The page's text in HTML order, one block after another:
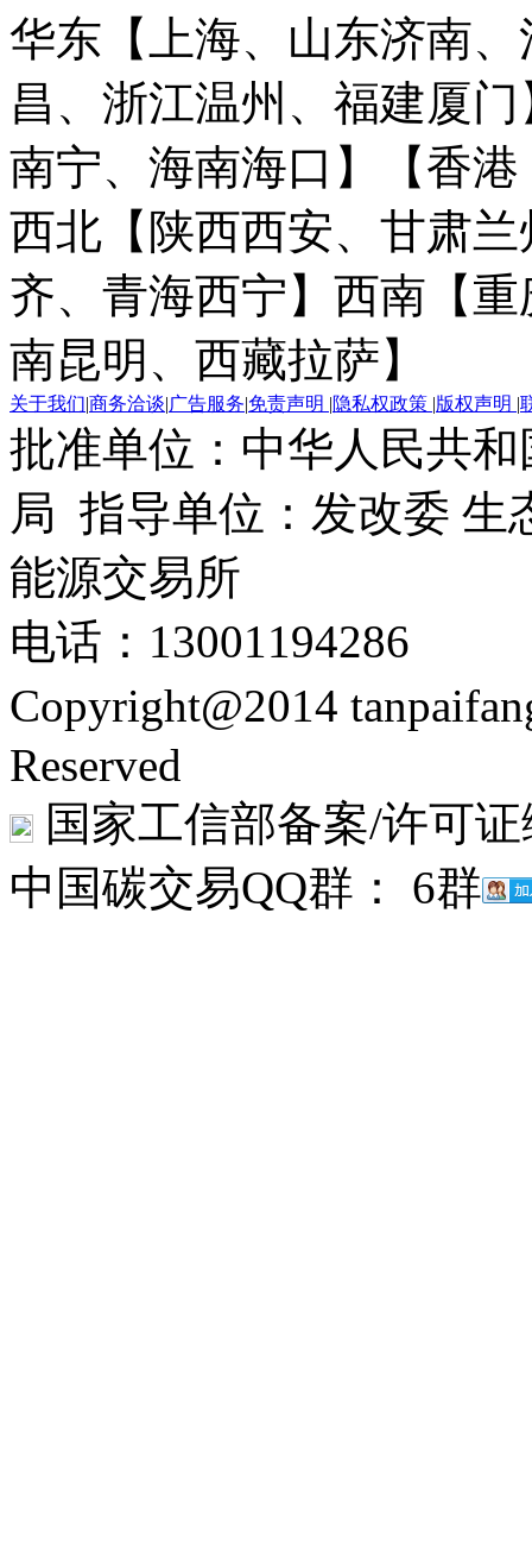
华东【上海、山东济南
昌、浙江温州、福建厦门
南宁、海南海口】
【香
西北【陕西西安、甘肃
齐、青海西宁】 西南【
南昆明、西藏拉萨】
关于我们|商务洽谈|广告服务|免责声明 |隐私权政策 |版权声明 |
批准单位：中华人民共
局 指导单位：发改委 生
能源交易所
电话：13001194286
Copyright@2014
Reserved
国家工信部备案/许可
中国碳交易QQ群： 6群